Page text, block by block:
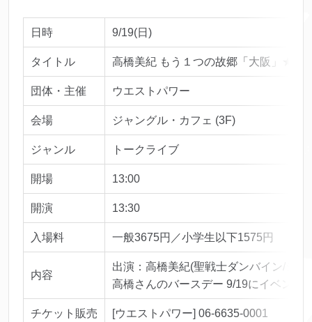
日時 9/19(日)
タイトル 高橋美紀 もう１つの故郷「大阪」★里
団体・主催 ウエストパワー
会場 ジャングル・カフェ (3F)
ジャンル トークライブ
開場 13:00
開演 13:30
入場料 一般3675円／小学生以下1575円
内容
出演：高橋美紀(聖戦士ダンバイン/シー
高橋さんのバースデー 9/19にイベント
チケット販売 [ウエストパワー] 06-6635-0001